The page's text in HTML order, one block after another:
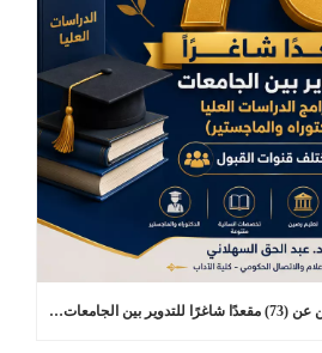
كلية الآداب بجامعة ذي قار تعلن عن (73) مقعدًا شاغرًا للتدوير بين الجامعات في برامج الدراسات العليا